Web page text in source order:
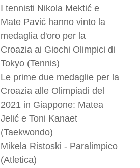
I tennisti Nikola Mektić e
Mate Pavić hanno vinto la
medaglia d'oro per la
Croazia ai Giochi Olimpici di
Tokyo (Tennis)
Le prime due medaglie per la
Croazia alle Olimpiadi del
2021 in Giappone: Matea
Jelić e Toni Kanaet
(Taekwondo)
Mikela Ristoski - Paralimpico
(Atletica)